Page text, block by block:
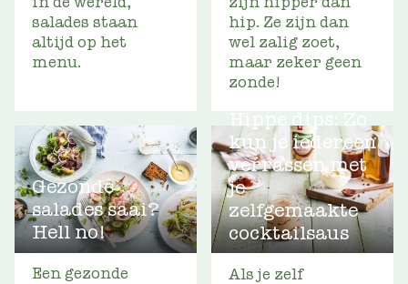
salades staan
altijd op het
menu.
hip. Ze zijn dan
wel zalig zoet,
maar zeker geen
zonde!
Gezonde
salades saai?
Hell no!
Een gezonde
kun je iedereen
verrassen met
je
zelfgemaakte
cocktailsaus
Als je zelf